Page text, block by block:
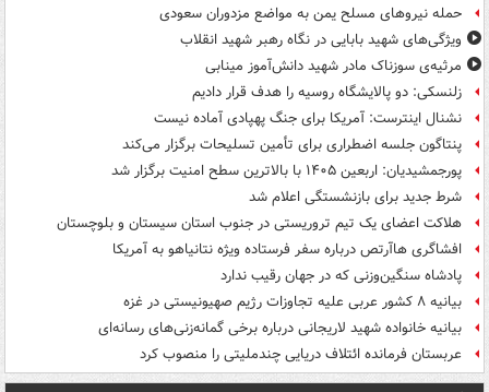
حمله نیروهای مسلح یمن به مواضع مزدوران سعودی
ویژگی‌های شهید بابایی در نگاه رهبر شهید انقلاب
مرثیه‌ی سوزناک مادر شهید دانش‌آموز مینابی
زلنسکی: دو پالایشگاه روسیه را هدف قرار دادیم
نشنال اینترست: آمریکا برای جنگ پهپادی آماده نیست
پنتاگون جلسه اضطراری برای تأمین تسلیحات برگزار می‌کند
پورجمشیدیان: اربعین ۱۴۰۵ با بالاترین سطح امنیت برگزار شد
شرط جدید برای بازنشستگی اعلام شد
هلاکت اعضای یک تیم تروریستی در جنوب استان سیستان و بلوچستان
افشاگری هاآرتص درباره سفر فرستاده ویژه نتانیاهو به آمریکا
پادشاه سنگین‌وزنی که در جهان رقیب ندارد
بیانیه ۸ کشور عربی علیه تجاوزات رژیم صهیونیستی در غزه
بیانیه خانواده شهید لاریجانی درباره برخی گمانه‌زنی‌های رسانه‌ای
عربستان فرمانده ائتلاف دریایی چندملیتی را منصوب کرد